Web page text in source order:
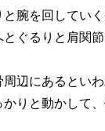
腕を回していく
ぐるりと肩関
辺にあるとい
りと動かして